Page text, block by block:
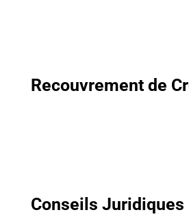
Recouvrement de
Conseils Juridiques